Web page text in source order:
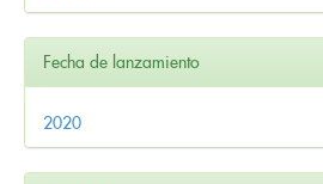
Fecha de lanzamiento
2020